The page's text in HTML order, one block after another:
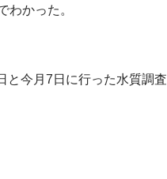
かった。
と今月7日に行った水質調査